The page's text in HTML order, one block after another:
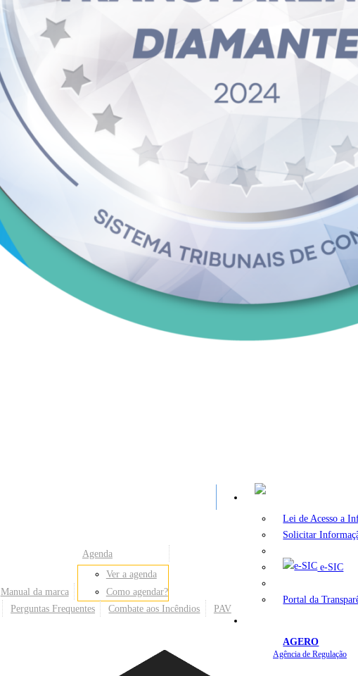
Lei de Acesso a
Solicitar
e-SIC
Portal da
AGERO
Agência de Regulação
Manual da marca
Agenda
Ver a agenda
Como agendar?
Perguntas Frequentes Combate aos Incêndios PAV